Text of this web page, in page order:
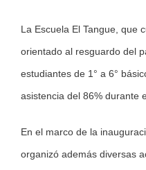
La Escuela El Tangue, que
orientado al resguardo del
estudiantes de 1° a 6°
asistencia del 86% durante
En el marco de la
organizó además diversas